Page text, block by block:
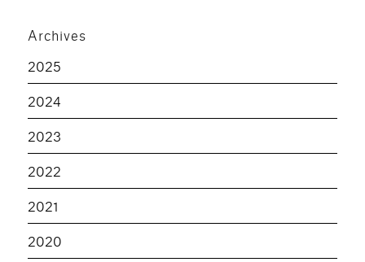
Archives
2025
2024
2023
2022
2021
2020